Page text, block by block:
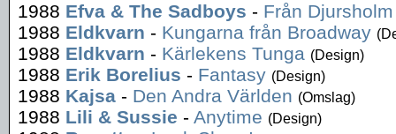
1988 Efva & The Sadboys - Från
1988 Eldkvarn - Kungarna från Broadway
1988 Eldkvarn - Kärlekens Tunga (Design)
1988 Erik Borelius - Fantasy (Design)
1988 Kajsa - Den Andra Världen (Omslag)
1988 Lili & Sussie - Anytime (Design)